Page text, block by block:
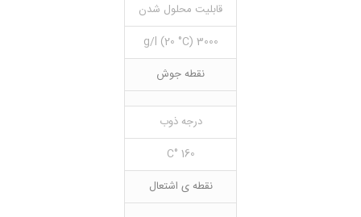
قابلیت محلول شدن
3000 g/l (20 °C)
نقطه جوش
درجه ذوب
160 °C
نقطه ی اشتعال